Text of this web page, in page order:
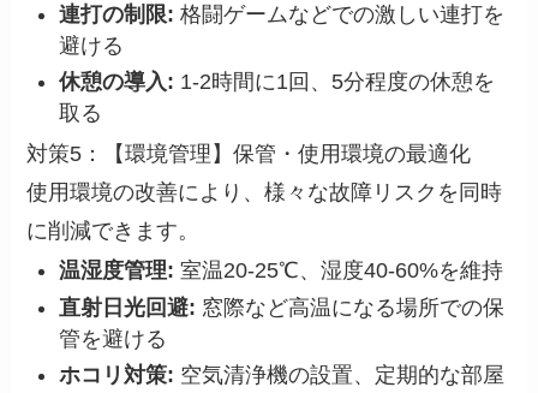
連打の制限: 格闘ゲームなどでの激しい連打を
避ける
休憩の導入: 1-2時間に1回、5分程度の休憩を
取る
対策5：【環境管理】保管・使用環境の最適化
使用環境の改善により、様々な故障リスクを同時
に削減できます。
温湿度管理: 室温20-25℃、湿度40-60%を維持
直射日光回避: 窓際など高温になる場所での保
管を避ける
ホコリ対策: 空気清浄機の設置、定期的な部屋